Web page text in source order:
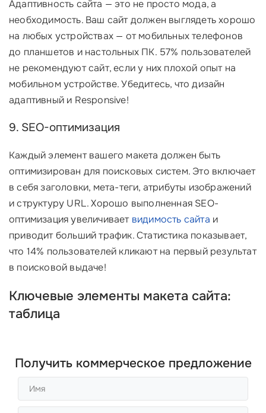
Адаптивность сайта — это не просто мода, а
необходимость. Ваш сайт должен выглядеть хорошо
на любых устройствах — от мобильных телефонов
до планшетов и настольных ПК. 57% пользователей
не рекомендуют сайт, если у них плохой опыт на
мобильном устройстве. Убедитесь, что дизайн
адаптивный и Responsive!
9. SEO-оптимизация
Каждый элемент вашего макета должен быть
оптимизирован для поисковых систем. Это включает
в себя заголовки, мета-теги, атрибуты изображений
и структуру URL. Хорошо выполненная SEO-
оптимизация увеличивает видимость сайта и
приводит больший трафик. Статистика показывает,
что 14% пользователей кликают на первый результат
в поисковой выдаче!
Ключевые элементы макета сайта:
таблица
Получить коммерческое предложение